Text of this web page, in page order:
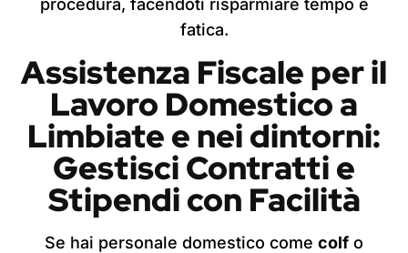
procedura, facendoti risparmiare tempo e
fatica.
Assistenza Fiscale per il
Lavoro Domesticoa
Limbiatee nei dintorni:
Gestisci Contratti e
Stipendi con Facilità
Se hai personale domestico come colf o